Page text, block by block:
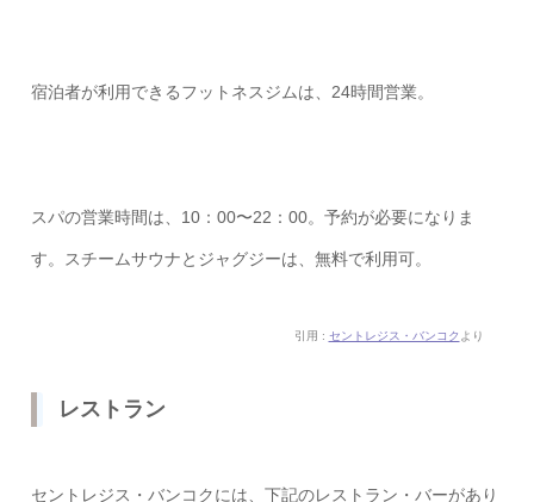
宿泊者が利用できるフットネスジムは、24時間営業。
スパの営業時間は、10：00〜22：00。予約が必要になりま
す。スチームサウナとジャグジーは、無料で利用可。
引用 : セントレジス・バンコク より
レストラン
セントレジス・バンコクには、下記のレストラン・バーがあり